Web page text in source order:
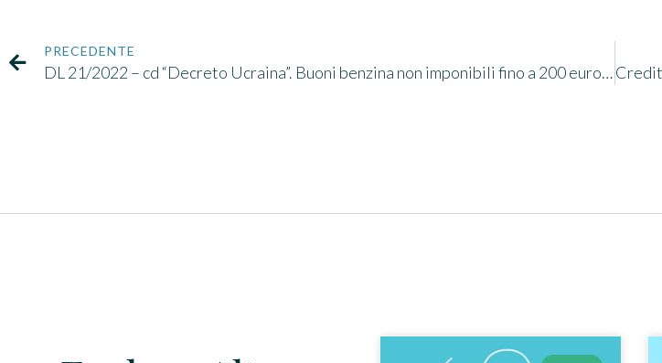
PRECEDENTE
DL 21/2022 – cd “Decreto Ucraina”. Buoni benzina non imponibili fino a 200 euro per il 2022